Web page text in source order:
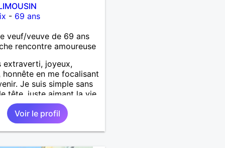
- 69 ans
veuf/veuve de 69 ans
rencontre amoureuse
extraverti, joyeux,
honnête en me focalisant
Je suis simple sans
tête, juste aimant la vie.
en pensées positives,
de vivre. Malgré mon
je me tourne vers
pour une deuxième vie
Voir le profil